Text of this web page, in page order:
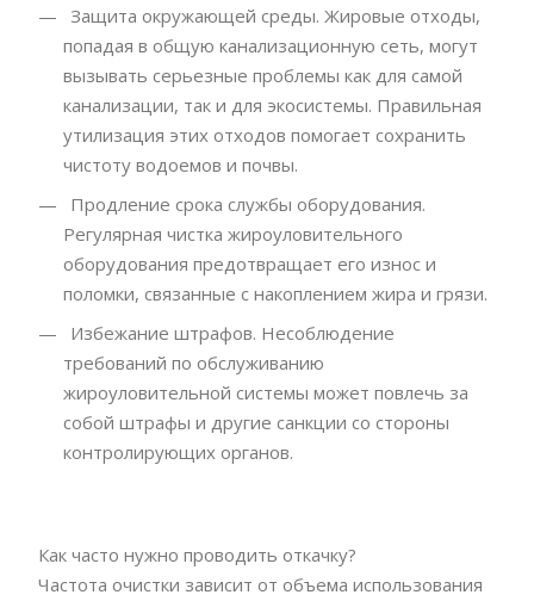
Защита окружающей среды. Жировые отходы,
попадая в общую канализационную сеть, могут
вызывать серьезные проблемы как для самой
канализации, так и для экосистемы. Правильная
утилизация этих отходов помогает сохранить
чистоту водоемов и почвы.
Продление срока службы оборудования.
Регулярная чистка жироуловительного
оборудования предотвращает его износ и
поломки, связанные с накоплением жира и грязи.
Избежание штрафов. Несоблюдение
требований по обслуживанию
жироуловительной системы может повлечь за
собой штрафы и другие санкции со стороны
контролирующих органов.
Как часто нужно проводить откачку?
Частота очистки зависит от объема использования